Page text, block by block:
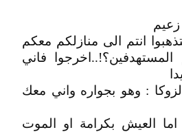
زعيم
انتم الى منازلكم معكم
فاني
: وهو بجواره واني معك
العيش بكرامة او الموت